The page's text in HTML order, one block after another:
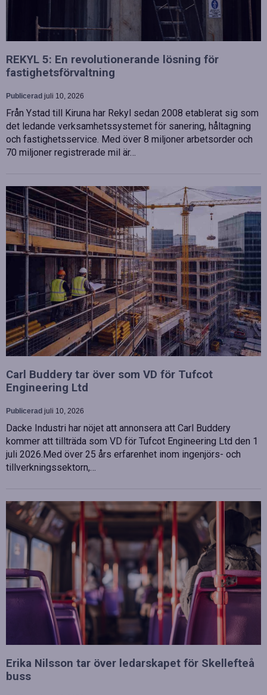
REKYL 5: En revolutionerande lösning för
fastighetsförvaltning
Publicerad juli 10, 2026
Från Ystad till Kiruna har Rekyl sedan 2008 etablerat sig som
det ledande verksamhetssystemet för sanering, håltagning
och fastighetsservice. Med över 8 miljoner arbetsorder och
70 miljoner registrerade mil är…
Carl Buddery tar över som VD för Tufcot
Engineering Ltd
Publicerad juli 10, 2026
Dacke Industri har nöjet att annonsera att Carl Buddery
kommer att tillträda som VD för Tufcot Engineering Ltd den 1
juli 2026.Med över 25 års erfarenhet inom ingenjörs- och
tillverkningssektorn,…
Erika Nilsson tar över ledarskapet för Skellefteå
buss